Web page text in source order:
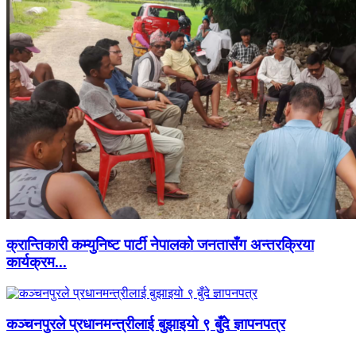
क्रान्तिकारी कम्युनिष्ट पार्टी नेपालको जनतासँग अन्तरक्रिया
कार्यक्रम...
कञ्चनपुरले प्रधानमन्त्रीलाई बुझाइयो ९ बुँदे ज्ञापनपत्र